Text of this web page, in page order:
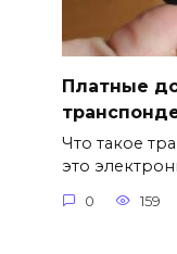
Платные
Что такое
это
0 159